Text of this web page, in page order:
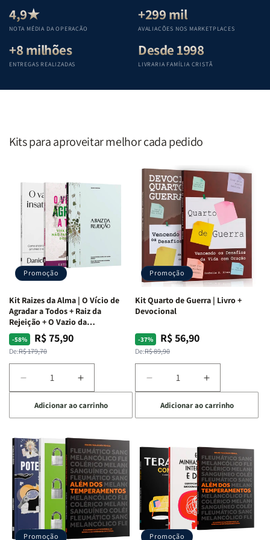
Teológica
Penkal
Penkal
Teológica
Penkal
4,9★
NOTA MÉDIA DA OPERAÇÃO
+299 mil
AVALIAÇÕES NOS MARKETPLACES
+8 milhões
ENTREGAS REALIZADAS
Desde 1998
LIVRARIA FAMÍLIA CRISTÃ
Kits para aproveitar melhor cada pedido
Promoção
Kit Raizes da Alma | O Vício de
Agradar a Todos + Raiz da
Rejeição + O Vazio da
Insatisfação.
-58%
Preço
normal
De:R$ 179,70
Preço
promocional
R$ 75,90
Diminuir
a
quantidade
de
Raizes
da
Alma
|
O
Vício
Agradar
Aumentar
a
quantidade
de
Raizes
da
Alma
|
O
Vício
de
Agradar
Adicionar ao carrinho
Promoção
Kit Quarto de Guerra | Livro +
Devocional
-37%
Preço
normal
De:R$ 89,90
Preço
promocional
R$ 56,90
Diminuir
a
quantidade
de
Quarto
de
Guerra
Livro
+
Devocional
Aumentar
a
quantidade
de
Quarto
de
Guerra
|
Livro
+
Devocional
Adicionar ao carrinho
Promoção Promoção